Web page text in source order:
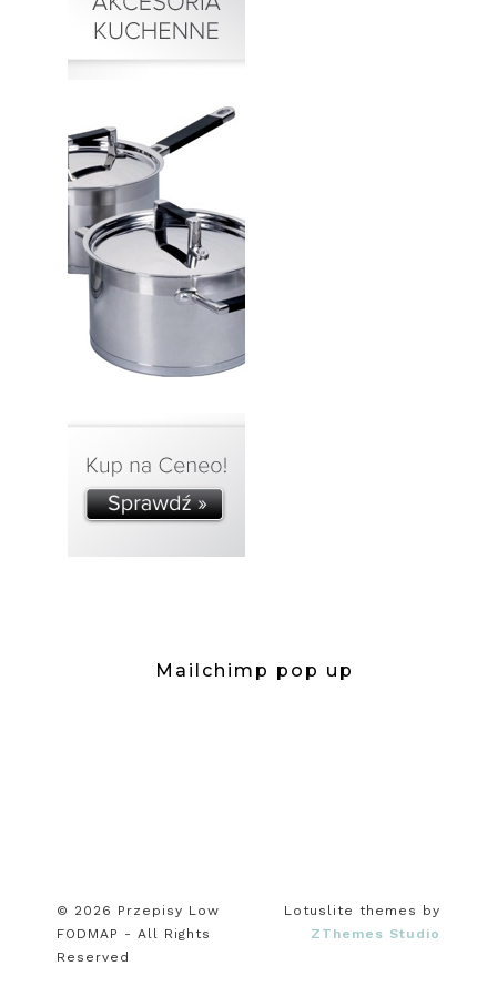
Mailchimp pop up
© 2026 Przepisy Low
FODMAP - All Rights
Reserved
Lotuslite themes by
ZThemes Studio